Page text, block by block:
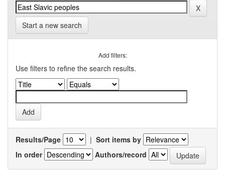
Start a new search
Add filters:
Use filters to refine the search results.
Results/Page | Sort items by
In order
Authors/record